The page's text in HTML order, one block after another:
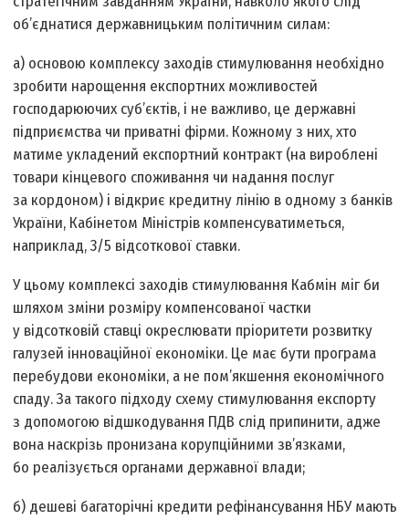
об’єднатися державницьким політичним силам:
а) основою комплексу заходів стимулювання необхідно
зробити нарощення експортних можливостей
господарюючих суб’єктів, і не важливо, це державні
підприємства чи приватні фірми. Кожному з них, хто
матиме укладений експортний контракт (на вироблені
товари кінцевого споживання чи надання послуг
за кордоном) і відкриє кредитну лінію в одному з банків
України, Кабінетом Міністрів компенсуватиметься,
наприклад, 3/5 відсоткової ставки.
У цьому комплексі заходів стимулювання Кабмін міг би
шляхом зміни розміру компенсованої частки
у відсотковій ставці окреслювати пріоритети розвитку
галузей інноваційної економіки. Це має бути програма
перебудови економіки, а не пом’якшення економічного
спаду. За такого підходу схему стимулювання експорту
з допомогою відшкодування ПДВ слід припинити, адже
вона наскрізь пронизана корупційними зв’язками,
бо реалізується органами державної влади;
б) дешеві багаторічні кредити рефінансування НБУ мають